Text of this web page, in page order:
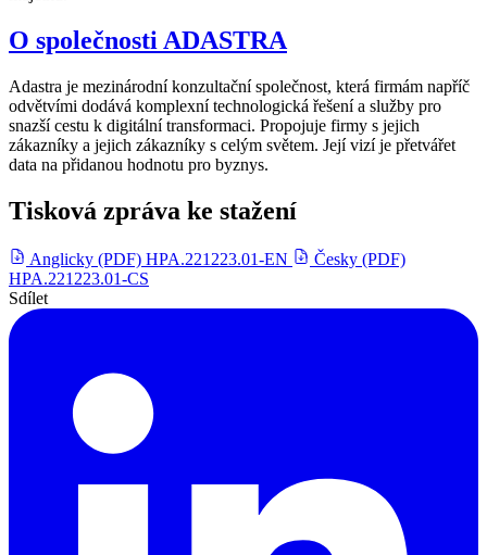
O společnosti ADASTRA
Adastra je mezinárodní konzultační společnost, která firmám napříč
odvětvími dodává komplexní technologická řešení a služby pro
snazší cestu k digitální transformaci. Propojuje firmy s jejich
zákazníky a jejich zákazníky s celým světem. Její vizí je přetvářet
data na přidanou hodnotu pro byznys.
Tisková zpráva ke stažení
Anglicky (PDF) HPA.221223.01-EN
Česky (PDF)
HPA.221223.01-CS
Sdílet